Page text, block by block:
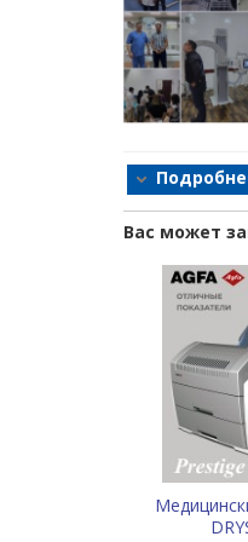
интуитивно
ему
системами
высокое
Вас может